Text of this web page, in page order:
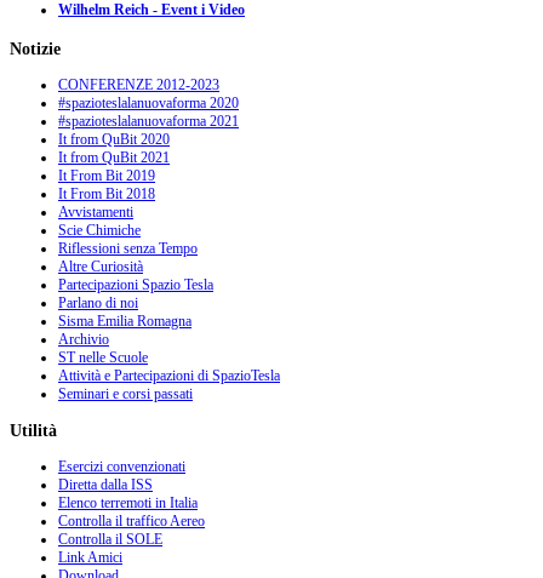
Wilhelm Reich - Event i Video
Notizie
CONFERENZE 2012-2023
#spazioteslalanuovaforma 2020
#spazioteslalanuovaforma 2021
It from QuBit 2020
It from QuBit 2021
It From Bit 2019
It From Bit 2018
Avvistamenti
Scie Chimiche
Riflessioni senza Tempo
Altre Curiosità
Partecipazioni Spazio Tesla
Parlano di noi
Sisma Emilia Romagna
Archivio
ST nelle Scuole
Attività e Partecipazioni di SpazioTesla
Seminari e corsi passati
Utilità
Esercizi convenzionati
Diretta dalla ISS
Elenco terremoti in Italia
Controlla il traffico Aereo
Controlla il SOLE
Link Amici